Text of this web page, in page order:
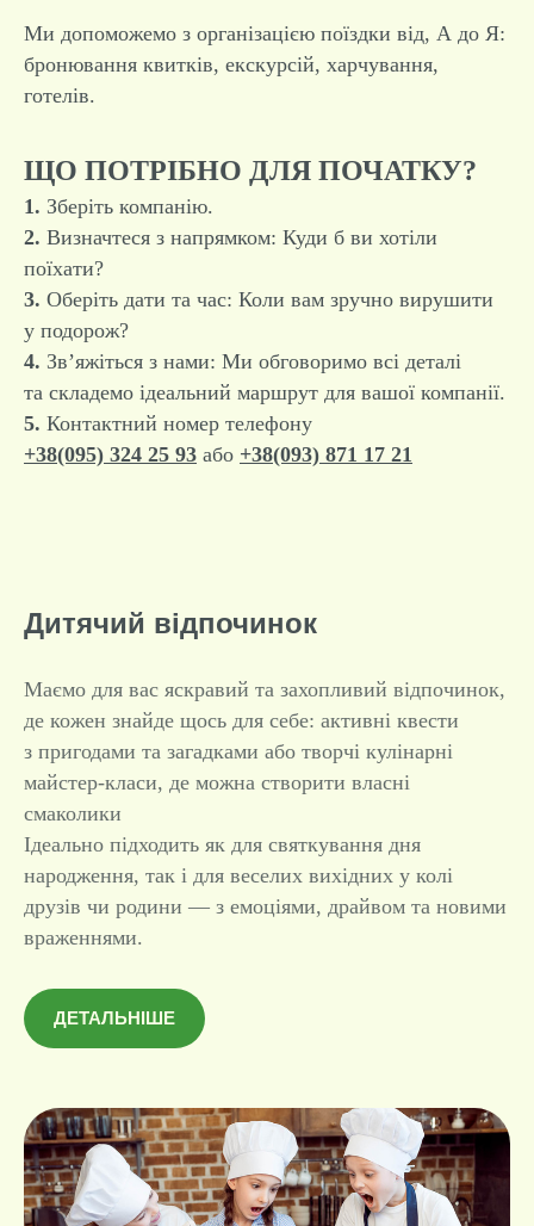
Ми допоможемо з організацією поїздки від, А до Я:
бронювання квитків, екскурсій, харчування,
готелів.
ЩО ПОТРІБНО ДЛЯ ПОЧАТКУ?
1. Зберіть компанію.
2. Визначтеся з напрямком: Куди б ви хотіли
поїхати?
3. Оберіть дати та час: Коли вам зручно вирушити
у подорож?
4. Зв’яжіться з нами: Ми обговоримо всі деталі
та складемо ідеальний маршрут для вашої компанії.
5. Контактний номер телефону
+38(095) 324 25 93 або +38(093) 871 17 21
Дитячий відпочинок
Маємо для вас яскравий та захопливий відпочинок,
де кожен знайде щось для себе: активні квести
з пригодами та загадками або творчі кулінарні
майстер-класи, де можна створити власні
смаколики
Ідеально підходить як для святкування дня
народження, так і для веселих вихідних у колі
друзів чи родини — з емоціями, драйвом та новими
враженнями.
ДЕТАЛЬНІШЕ